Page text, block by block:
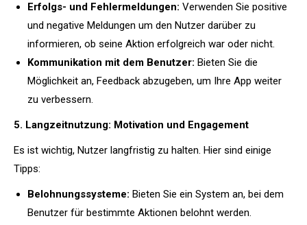
Erfolgs- und Fehlermeldungen: Verwenden Sie positive
und negative Meldungen um den Nutzer darüber zu
informieren, ob seine Aktion erfolgreich war oder nicht.
Kommunikation mit dem Benutzer: Bieten Sie die
Möglichkeit an, Feedback abzugeben, um Ihre App weiter
zu verbessern.
5. Langzeitnutzung: Motivation und Engagement
Es ist wichtig, Nutzer langfristig zu halten. Hier sind einige
Tipps:
Belohnungssysteme: Bieten Sie ein System an, bei dem
Benutzer für bestimmte Aktionen belohnt werden.